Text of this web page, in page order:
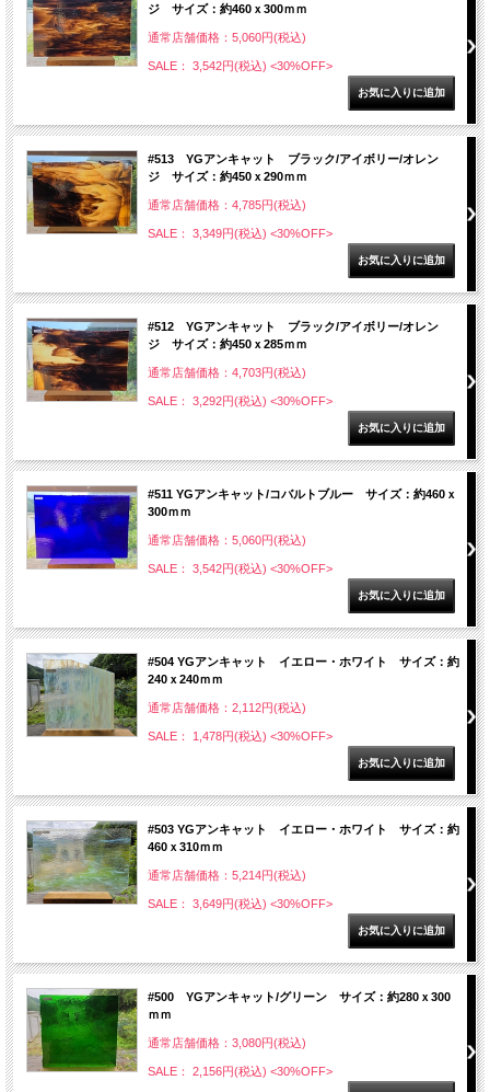
ジ サイズ：約460ｘ300ｍｍ
通常店舗価格：5,060円(税込)
SALE： 3,542円(税込) <30%OFF>
#513 YGアンキャット ブラック/アイボリー/オレン
ジ サイズ：約450ｘ290ｍｍ
通常店舗価格：4,785円(税込)
SALE： 3,349円(税込) <30%OFF>
#512 YGアンキャット ブラック/アイボリー/オレン
ジ サイズ：約450ｘ285ｍｍ
通常店舗価格：4,703円(税込)
SALE： 3,292円(税込) <30%OFF>
#511 YGアンキャット/コバルトブルー サイズ：約460ｘ
300ｍｍ
通常店舗価格：5,060円(税込)
SALE： 3,542円(税込) <30%OFF>
#504 YGアンキャット イエロー・ホワイト サイズ：約
240ｘ240ｍｍ
通常店舗価格：2,112円(税込)
SALE： 1,478円(税込) <30%OFF>
#503 YGアンキャット イエロー・ホワイト サイズ：約
460ｘ310ｍｍ
通常店舗価格：5,214円(税込)
SALE： 3,649円(税込) <30%OFF>
#500 YGアンキャット/グリーン サイズ：約280ｘ300
ｍｍ
通常店舗価格：3,080円(税込)
SALE： 2,156円(税込) <30%OFF>